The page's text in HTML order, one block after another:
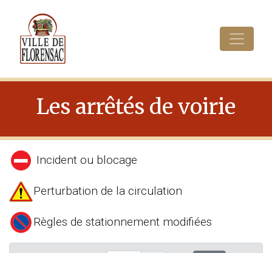
Les arrêtés de voirie
Incident ou blocage
Perturbation de la circulation
Règles de stationnement modifiées